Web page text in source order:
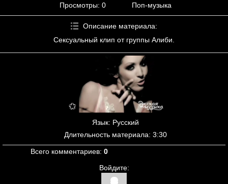
Просмотры: 0 Поп-музыка
Описание материала:
Сексуальный клип от группы Алиби.
Язык: Русский
Длительность материала: 3:30
Всего комментариев: 0
Войдите: